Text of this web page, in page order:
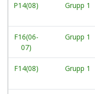
P14(08) Grupp 1
F16(06-
07)
Grupp 1
F14(08) Grupp 1